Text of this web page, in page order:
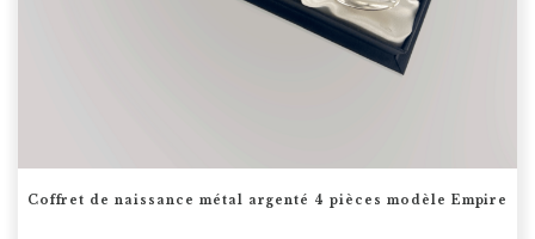
Coffret de naissance métal argenté 4 pièces modèle Empire